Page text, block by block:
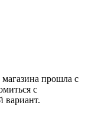
прошла с
с
вариант.